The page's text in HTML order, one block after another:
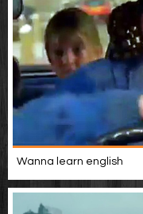
Wanna learn english